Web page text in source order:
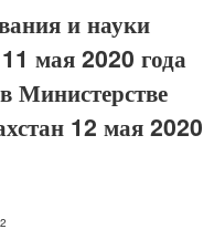
и науки
мая 2020 года
Министерстве
12 мая 2020